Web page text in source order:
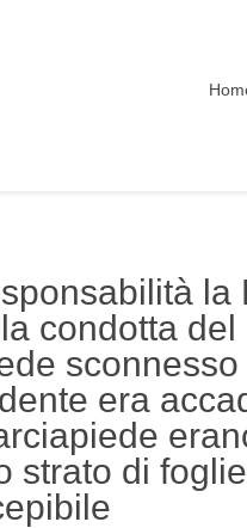
condotta
era
strato di